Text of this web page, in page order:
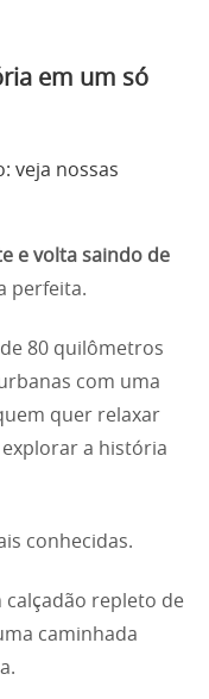
em um só
e volta saindo de
perfeita.
80 quilômetros
com uma
quer relaxar
a história
conhecidas.
calçadão repleto de
caminhada